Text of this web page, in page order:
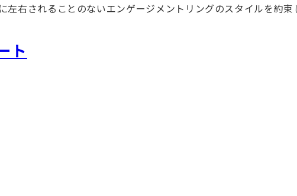
右されることのないエンゲージメントリングのスタイルを約
ト